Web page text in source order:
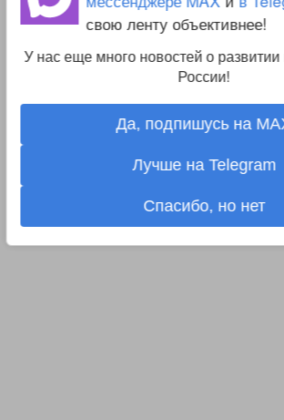
свою ленту объективнее!
У нас еще много новостей о
России!
Да, подпишусь на
Лучше на Telegram
Спасибо, но нет